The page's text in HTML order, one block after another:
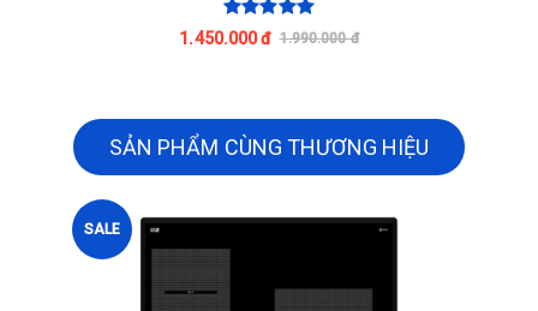
1.450.000 đ 1.990.000 đ
SẢN PHẨM CÙNG THƯƠNG HIỆU
SALE